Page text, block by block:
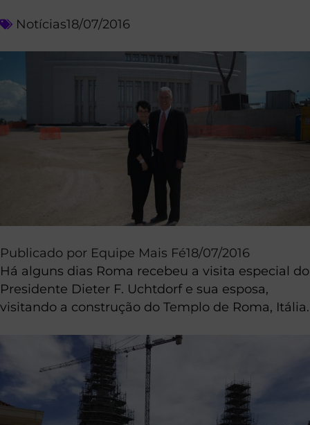
Notícias18/07/2016
Publicado por Equipe Mais Fé18/07/2016
Há alguns dias Roma recebeu a visita especial do
Presidente Dieter F. Uchtdorf e sua esposa,
visitando a construção do Templo de Roma, Itália.